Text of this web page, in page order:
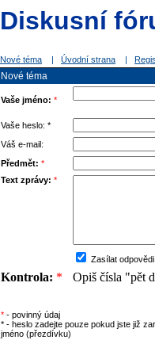
Diskusní
Nové téma Úvodní strana
Nové téma
Vaše jméno: *
Vaše heslo: *
Váš e-mail:
Předmět: *
Text zprávy: *
Zasílat
Kontrola: * Opiš čísla "pět
* - povinný údaj
* - heslo zadejte pouze pokud jste již
jméno (přezdívku)